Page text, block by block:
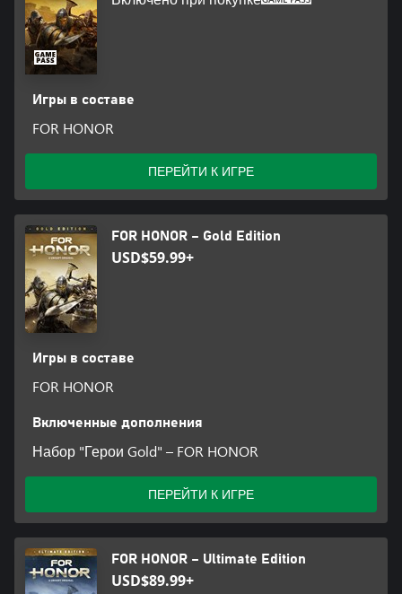
Игры в составе
FOR HONOR
ПЕРЕЙТИ К ИГРЕ
FOR HONOR – Gold Edition
USD$59.99+
Игры в составе
FOR HONOR
Включенные дополнения
Набор "Герои Gold" – FOR HONOR
ПЕРЕЙТИ К ИГРЕ
FOR HONOR – Ultimate Edition
USD$89.99+